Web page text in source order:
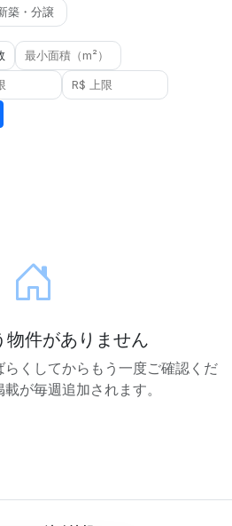
築・分譲
物件がありません
くしてからもう一度ご確認くだ
が毎週追加されます。